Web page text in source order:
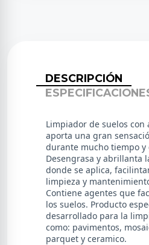
DESCRIPCIÓN
Limpiador de suelos
aporta una gran
durante mucho tiempo
Desengrasa y abrillanta
donde se aplica,
limpieza y
Contiene agentes que
los suelos. Producto
desarrollado para la
como: pavimentos,
parquet y ceramico.